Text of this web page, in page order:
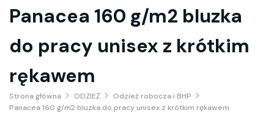
Panacea 160 g/m2 bluzka
do pracy unisex z krótkim
rękawem
Strona główna ODZIEŻ
Odzież robocza i BHP
Panacea 160 g/m2 bluzka do pracy unisex z krótkim rękawem